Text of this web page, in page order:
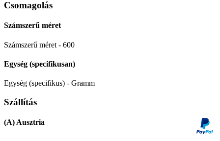
Csomagolás
Számszerű méret
Számszerű méret - 600
Egység (specifikusan)
Egység (specifikus) - Gramm
Szállítás
(A) Ausztria